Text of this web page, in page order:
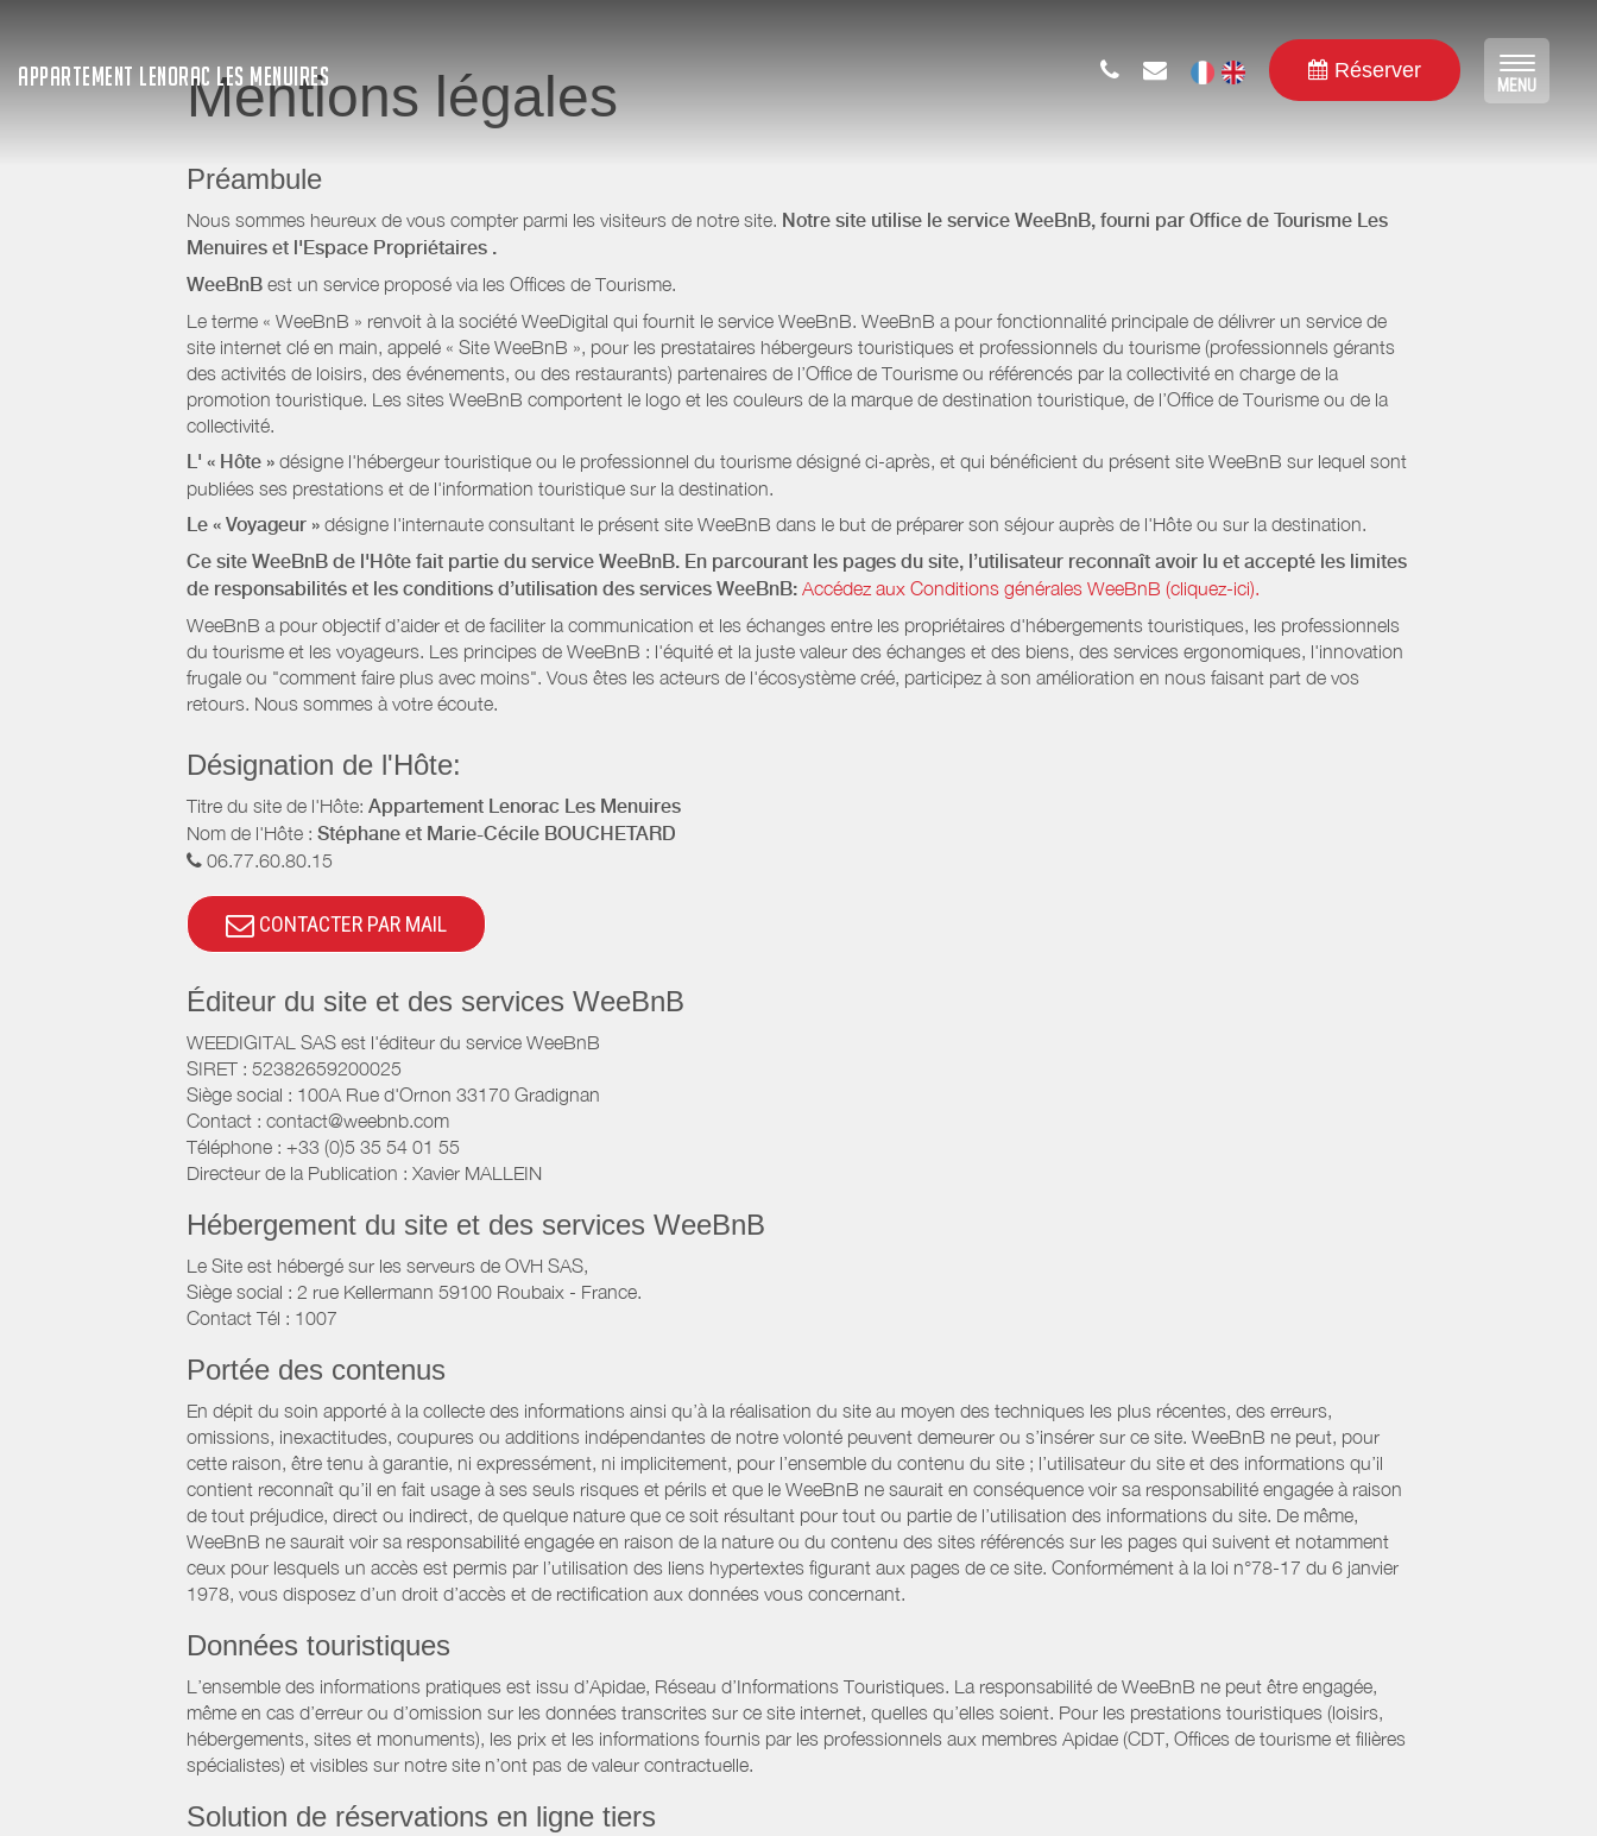
APPARTEMENT LENORAC LES MENUIRES Réserver
Toggle
MENU
Mentions légales
Préambule
Nous sommes heureux de vous compter parmi les visiteurs de notre site. Notre site utilise le service WeeBnB, fourni par Office de Tourisme Les
Menuires et l'Espace Propriétaires .
WeeBnB est un service proposé via les Offices de Tourisme.
Le terme « WeeBnB » renvoit à la société WeeDigital qui fournit le service WeeBnB. WeeBnB a pour fonctionnalité principale de délivrer un service de
site internet clé en main, appelé « Site WeeBnB », pour les prestataires hébergeurs touristiques et professionnels du tourisme (professionnels gérants
des activités de loisirs, des événements, ou des restaurants) partenaires de l’Office de Tourisme ou référencés par la collectivité en charge de la
promotion touristique. Les sites WeeBnB comportent le logo et les couleurs de la marque de destination touristique, de l’Office de Tourisme ou de la
collectivité.
L' « Hôte » désigne l'hébergeur touristique ou le professionnel du tourisme désigné ci-après, et qui bénéficient du présent site WeeBnB sur lequel sont
publiées ses prestations et de l'information touristique sur la destination.
Le « Voyageur » désigne l'internaute consultant le présent site WeeBnB dans le but de préparer son séjour auprès de l'Hôte ou sur la destination.
Ce site WeeBnB de l'Hôte fait partie du service WeeBnB. En parcourant les pages du site, l’utilisateur reconnaît avoir lu et accepté les limites
de responsabilités et les conditions d’utilisation des services WeeBnB: Accédez aux Conditions générales WeeBnB (cliquez-ici).
WeeBnB a pour objectif d’aider et de faciliter la communication et les échanges entre les propriétaires d'hébergements touristiques, les professionnels
du tourisme et les voyageurs. Les principes de WeeBnB : l'équité et la juste valeur des échanges et des biens, des services ergonomiques, l'innovation
frugale ou "comment faire plus avec moins". Vous êtes les acteurs de l'écosystème créé, participez à son amélioration en nous faisant part de vos
retours. Nous sommes à votre écoute.
Désignation de l'Hôte:
Titre du site de l'Hôte: Appartement Lenorac Les Menuires
Nom de l'Hôte : Stéphane et Marie-Cécile BOUCHETARD
06.77.60.80.15
CONTACTER PAR MAIL
Éditeur du site et des services WeeBnB
WEEDIGITAL SAS est l'éditeur du service WeeBnB
SIRET : 52382659200025
Siège social : 100A Rue d'Ornon 33170 Gradignan
Contact : contact@weebnb.com
Téléphone : +33 (0)5 35 54 01 55
Directeur de la Publication : Xavier MALLEIN
Hébergement du site et des services WeeBnB
Le Site est hébergé sur les serveurs de OVH SAS,
Siège social : 2 rue Kellermann 59100 Roubaix - France.
Contact Tél : 1007
Portée des contenus
En dépit du soin apporté à la collecte des informations ainsi qu’à la réalisation du site au moyen des techniques les plus récentes, des erreurs,
omissions, inexactitudes, coupures ou additions indépendantes de notre volonté peuvent demeurer ou s’insérer sur ce site. WeeBnB ne peut, pour
cette raison, être tenu à garantie, ni expressément, ni implicitement, pour l’ensemble du contenu du site ; l’utilisateur du site et des informations qu’il
contient reconnaît qu’il en fait usage à ses seuls risques et périls et que le WeeBnB ne saurait en conséquence voir sa responsabilité engagée à raison
de tout préjudice, direct ou indirect, de quelque nature que ce soit résultant pour tout ou partie de l’utilisation des informations du site. De même,
WeeBnB ne saurait voir sa responsabilité engagée en raison de la nature ou du contenu des sites référencés sur les pages qui suivent et notamment
ceux pour lesquels un accès est permis par l’utilisation des liens hypertextes figurant aux pages de ce site. Conformément à la loi n°78-17 du 6 janvier
1978, vous disposez d’un droit d’accès et de rectification aux données vous concernant.
Données touristiques
L’ensemble des informations pratiques est issu d’Apidae, Réseau d’Informations Touristiques. La responsabilité de WeeBnB ne peut être engagée,
même en cas d’erreur ou d’omission sur les données transcrites sur ce site internet, quelles qu’elles soient. Pour les prestations touristiques (loisirs,
hébergements, sites et monuments), les prix et les informations fournis par les professionnels aux membres Apidae (CDT, Offices de tourisme et filières
spécialistes) et visibles sur notre site n’ont pas de valeur contractuelle.
Solution de réservations en ligne tiers